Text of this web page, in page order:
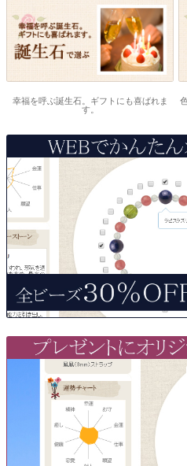
幸福を呼ぶ誕生石。ギフトにも喜ばれま
す。